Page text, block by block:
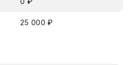
25 000 ₽